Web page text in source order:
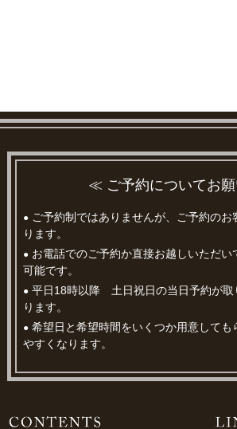
≪ ご予約についてお
● ご予約制ではありませんが、ご予約のお
ります。
● お電話でのご予約か直接お越しいただい
可能です。
● 平日18時以降 土日祝日の当日予約が取
ります。
● 希望日と希望時間をいくつか用意しても
やすくなります。